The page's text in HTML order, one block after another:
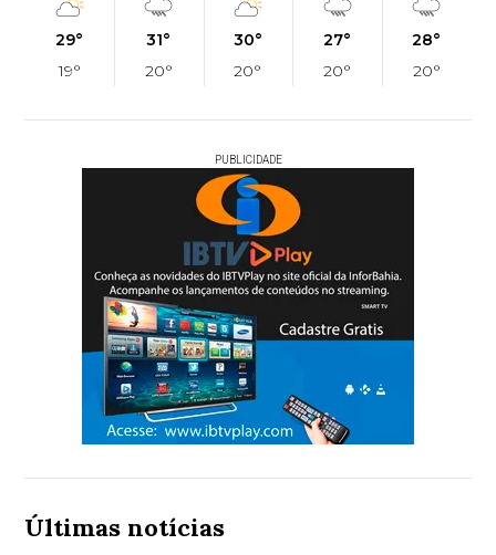
29°
19°
31°
20°
30°
20°
27°
20°
28°
20°
PUBLICIDADE
Últimas notícias